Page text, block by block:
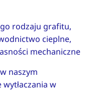
rodzaju grafitu,
cieplne,
mechaniczne
naszym
w